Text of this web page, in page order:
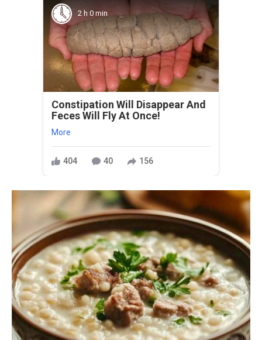
2 h 0 min
Constipation Will Disappear And
Feces Will Fly At Once!
More
404 40 156